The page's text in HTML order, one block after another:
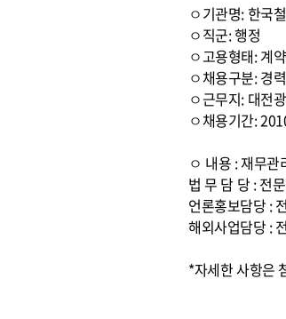
ㅇ기관명: 한국
ㅇ직군: 행정
ㅇ고용형태: 계
ㅇ채용구분: 경력
ㅇ근무지: 대전
ㅇ채용기간:
ㅇ 내용 : 재무
법 무 담 당 : 전
언론홍보담당 :
해외사업담당 :
*자세한 사항은